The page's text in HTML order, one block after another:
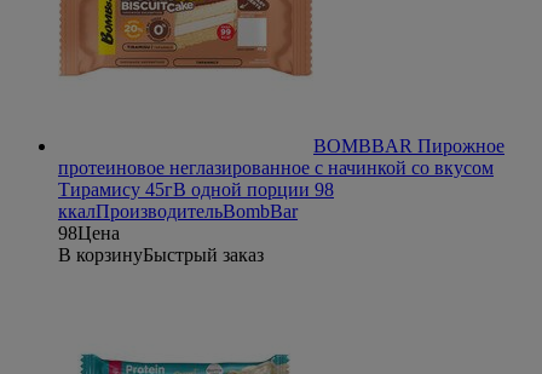
BOMBBAR Пирожное
протеиновое неглазированное с начинкой со вкусом
Тирамису 45гВ одной порции 98
ккалПроизводительBombBar
98Цена
В корзинуБыстрый заказ